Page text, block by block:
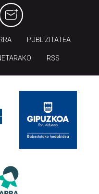
PUBLIZITATEA
RSS